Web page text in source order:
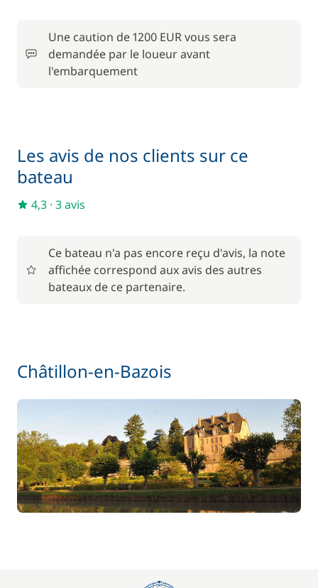
Parking Voitures
Une caution de 1200 EUR vous sera
demandée par le loueur avant
l'embarquement
Les avis de nos clients sur ce
bateau
4,3 · 3 avis
Ce bateau n'a pas encore reçu d'avis, la note
affichée correspond aux avis des autres
bateaux de ce partenaire.
Châtillon-en-Bazois